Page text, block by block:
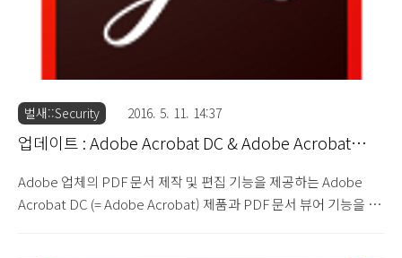
벌새::Security 2016. 5. 11. 14:37
업데이트 : Adobe Acrobat DC & Adobe Acrobat
Adobe 업체의 PDF 문서 제작 및 편집 기능을 제공하는 Adobe
Acrobat DC (= Adobe Acrobat) 제품과 PDF 문서 뷰어 기능을 제